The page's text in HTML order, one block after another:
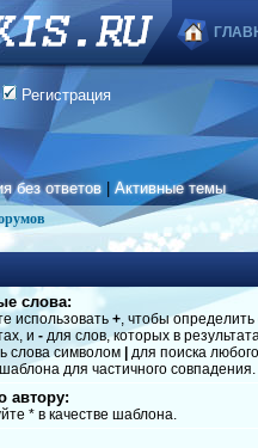
Регистрация
без ответов |Активные темы
слова:
использовать +, чтобы
и - для слов, которых в
слова символом
для поиска
для частичного совпадения.
автору:
* в качестве шаблона.